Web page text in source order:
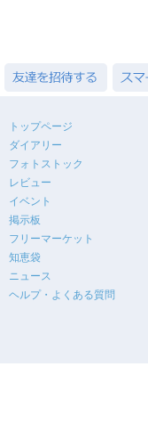
トップページ
ダイアリー
フォトストック
レビュー
イベント
掲示板
フリーマーケット
知恵袋
ニュース
ヘルプ・よくある質問